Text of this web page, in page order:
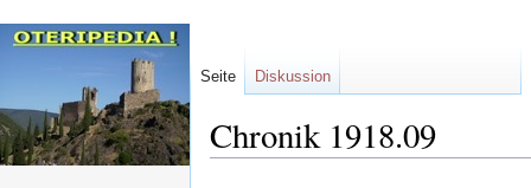
Chronik 1918.09
Seite Diskussion